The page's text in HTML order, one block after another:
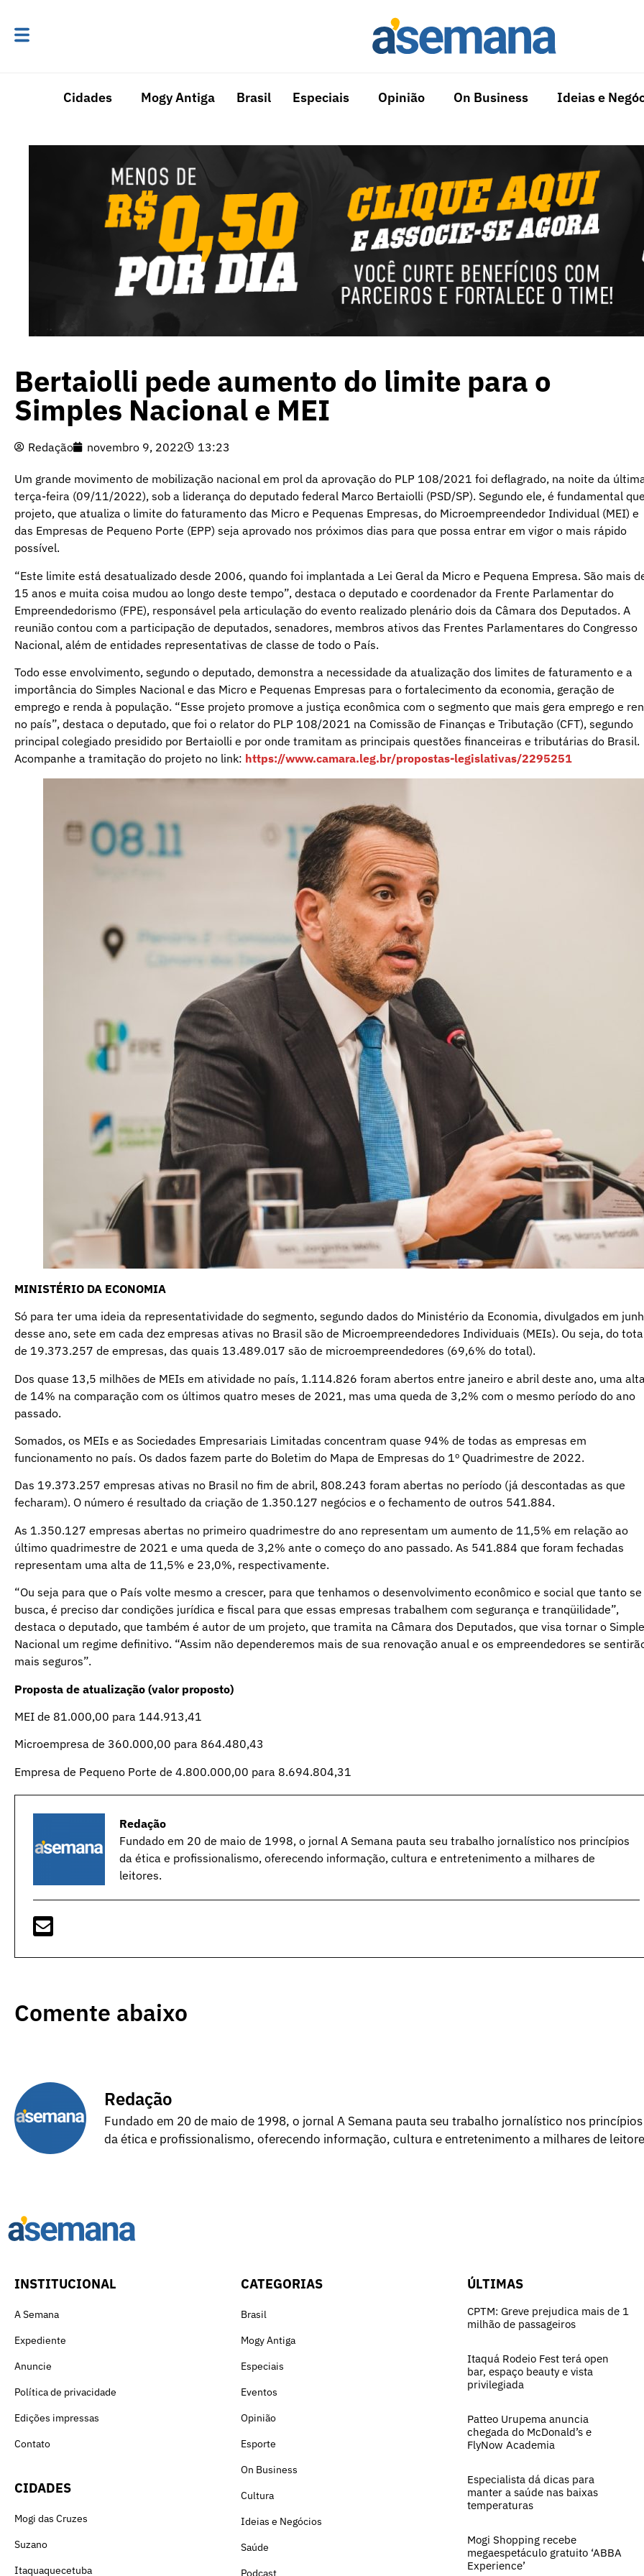
Cidades Mogy Antiga Brasil Especiais Opinião On Business Ideias e
Bertaiolli pede aumento do limite para o
Simples Nacional e MEI
Redação novembro 9, 2022 13:23
Um grande movimento de mobilização nacional em prol da aprovação do PLP 108/2021 foi deflagrado, na noite da
terça-feira (09/11/2022), sob a liderança do deputado federal Marco Bertaiolli (PSD/SP). Segundo ele, é fundamental
projeto, que atualiza o limite do faturamento das Micro e Pequenas Empresas, do Microempreendedor Individual (MEI) e
das Empresas de Pequeno Porte (EPP) seja aprovado nos próximos dias para que possa entrar em vigor o mais rápido
possível.
“Este limite está desatualizado desde 2006, quando foi implantada a Lei Geral da Micro e Pequena Empresa. São mais
15 anos e muita coisa mudou ao longo deste tempo”, destaca o deputado e coordenador da Frente Parlamentar do
Empreendedorismo (FPE), responsável pela articulação do evento realizado plenário dois da Câmara dos Deputados. A
reunião contou com a participação de deputados, senadores, membros ativos das Frentes Parlamentares do Congresso
Nacional, além de entidades representativas de classe de todo o País.
Todo esse envolvimento, segundo o deputado, demonstra a necessidade da atualização dos limites de faturamento e a
importância do Simples Nacional e das Micro e Pequenas Empresas para o fortalecimento da economia, geração de
emprego e renda à população. “Esse projeto promove a justiça econômica com o segmento que mais gera emprego e
no país”, destaca o deputado, que foi o relator do PLP 108/2021 na Comissão de Finanças e Tributação (CFT), segundo
principal colegiado presidido por Bertaiolli e por onde tramitam as principais questões financeiras e tributárias do Brasil.
Acompanhe a tramitação do projeto no link: https://www.camara.leg.br/propostas-legislativas/2295251
MINISTÉRIO DA ECONOMIA
Só para ter uma ideia da representatividade do segmento, segundo dados do Ministério da Economia, divulgados em
desse ano, sete em cada dez empresas ativas no Brasil são de Microempreendedores Individuais (MEIs). Ou seja, do
de 19.373.257 de empresas, das quais 13.489.017 são de microempreendedores (69,6% do total).
Dos quase 13,5 milhões de MEIs em atividade no país, 1.114.826 foram abertos entre janeiro e abril deste ano, uma
de 14% na comparação com os últimos quatro meses de 2021, mas uma queda de 3,2% com o mesmo período do ano
passado.
Somados, os MEIs e as Sociedades Empresariais Limitadas concentram quase 94% de todas as empresas em
funcionamento no país. Os dados fazem parte do Boletim do Mapa de Empresas do 1º Quadrimestre de 2022.
Das 19.373.257 empresas ativas no Brasil no fim de abril, 808.243 foram abertas no período (já descontadas as que
fecharam). O número é resultado da criação de 1.350.127 negócios e o fechamento de outros 541.884.
As 1.350.127 empresas abertas no primeiro quadrimestre do ano representam um aumento de 11,5% em relação ao
último quadrimestre de 2021 e uma queda de 3,2% ante o começo do ano passado. As 541.884 que foram fechadas
representam uma alta de 11,5% e 23,0%, respectivamente.
“Ou seja para que o País volte mesmo a crescer, para que tenhamos o desenvolvimento econômico e social que tanto se
busca, é preciso dar condições jurídica e fiscal para que essas empresas trabalhem com segurança e tranqüilidade”,
destaca o deputado, que também é autor de um projeto, que tramita na Câmara dos Deputados, que visa tornar o
Nacional um regime definitivo. “Assim não dependeremos mais de sua renovação anual e os empreendedores se
mais seguros”.
Proposta de atualização (valor proposto)
MEI de 81.000,00 para 144.913,41
Microempresa de 360.000,00 para 864.480,43
Empresa de Pequeno Porte de 4.800.000,00 para 8.694.804,31
Redação
Fundado em 20 de maio de 1998, o jornal A Semana pauta seu trabalho jornalístico nos princípios
da ética e profissionalismo, oferecendo informação, cultura e entretenimento a milhares de
leitores.
Comente abaixo
Redação
Fundado em 20 de maio de 1998, o jornal A Semana pauta seu trabalho jornalístico nos princípios
da ética e profissionalismo, oferecendo informação, cultura e entretenimento a milhares de
INSTITUCIONAL
A Semana
Expediente
Anuncie
Política de privacidade
Edições impressas
Contato
CIDADES
Mogi das Cruzes
Suzano
Itaquaquecetuba
CATEGORIAS
Brasil
Mogy Antiga
Especiais
Eventos
Opinião
Esporte
On Business
Cultura
Ideias e Negócios
Saúde
Podcast
ÚLTIMAS
CPTM: Greve prejudica mais de 1
milhão de passageiros
Itaquá Rodeio Fest terá open
bar, espaço beauty e vista
privilegiada
Patteo Urupema anuncia
chegada do McDonald’s e
FlyNow Academia
Especialista dá dicas para
manter a saúde nas baixas
temperaturas
Mogi Shopping recebe
megaespetáculo gratuito ‘ABBA
Experience’